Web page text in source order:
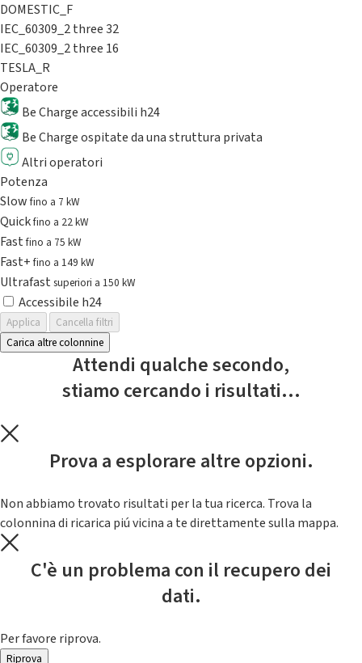
DOMESTIC_F
IEC_60309_2 three 32
IEC_60309_2 three 16
TESLA_R
Operatore
Be Charge accessibili h24
Be Charge ospitate da una struttura privata
Altri operatori
Potenza
Slowfino a 7 kW
Quickfino a 22 kW
Fastfino a 75 kW
Fast+fino a 149 kW
Ultrafast superiori a 150 kW
Accessibile h24
Applica
Cancella filtri
Carica altre colonnine
Attendi qualche secondo,
stiamo cercando i risultati...
Prova a esplorare altre opzioni.
Non abbiamo trovato risultati per la tua ricerca. Trova la
colonnina di ricarica piú vicina a te direttamente sulla mappa.
C'è un problema con il recupero dei
dati.
Per favore riprova.
Riprova